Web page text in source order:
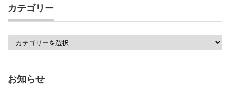
一
覧
カテゴリー
カ
お知らせ